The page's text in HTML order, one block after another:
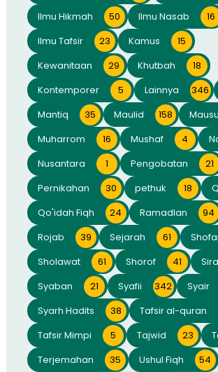
Ilmu Hikmah
50 Ilmu Nasab
16
Ilmu Tafsir
23 Kamus
15
Kewanitaan
29 Khutbah
18
Kontemporer
5 Lainnya 346
Mantiq
35 Maulid 158
Muharrom
16 Mushaf 4
Nusantara
1 Pengobatan
21
Pernikahan
30 pethuk 18
Qo'idah Fiqh
24 Ramadlan
94
Rojab
39 Sejarah 61
Sholawat
61 Shorof 41
Syaban
21 Syafii 342 Syair
Syarh Hadits
38 Tafsir al-quran
Tafsir Mimpi
5 Tajwid 23
Terjemahan
35 Ushul Fiqh
54